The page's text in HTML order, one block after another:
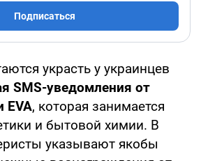
Подписаться
украсть у украинцев
SMS-уведомления от
EVA, которая занимается
и бытовой химии. В
указывают якобы